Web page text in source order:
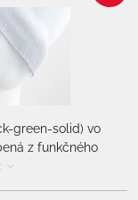
green-solid) vo
z funkčného